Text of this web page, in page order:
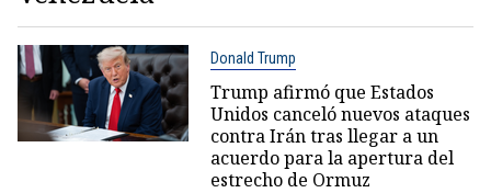
Donald Trump
Trump afirmó que Estados
Unidos canceló nuevos ataques
contra Irán tras llegar a un
acuerdo para la apertura del
estrecho de Ormuz